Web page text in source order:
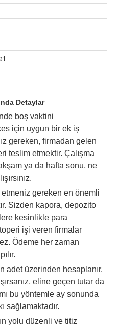
Detaylar
boş vaktini
için uygun bir ek iş
gereken, firmadan gelen
teslim etmektir. Çalışma
ya da hafta sonu, ne
gereken en önemli
Sizden kapora, depozito
kesinlikle para
işi veren firmalar
Ödeme her zaman
adet üzerinden hesaplanır.
eline geçen tutar da
bu yöntemle ay sonunda
sağlamaktadır.
yolu düzenli ve titiz